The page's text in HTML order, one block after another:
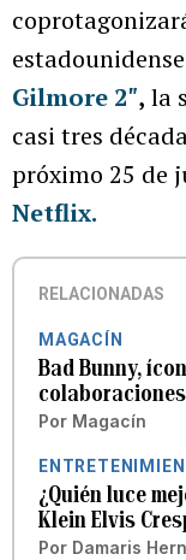
estadounidense
Gilmore 2″, la
casi tres
próximo 25 de
Netflix.
RELACIONADAS
MAGACÍN
Bad Bunny,
Por Magacín
¿Quién luce
Klein Elvis
Por Damaris